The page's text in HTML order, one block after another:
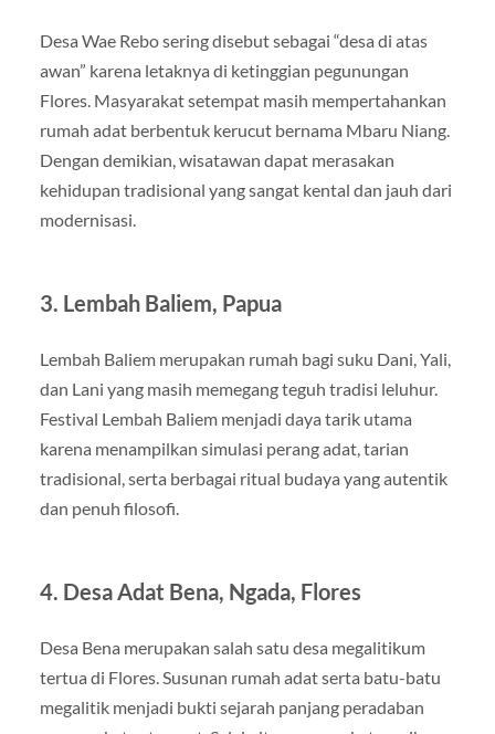
Desa Wae Rebo sering disebut sebagai “desa di atas
awan” karena letaknya di ketinggian pegunungan
Flores. Masyarakat setempat masih mempertahankan
rumah adat berbentuk kerucut bernama Mbaru Niang.
Dengan demikian, wisatawan dapat merasakan
kehidupan tradisional yang sangat kental dan jauh dari
modernisasi.
3. Lembah Baliem, Papua
Lembah Baliem merupakan rumah bagi suku Dani, Yali,
dan Lani yang masih memegang teguh tradisi leluhur.
Festival Lembah Baliem menjadi daya tarik utama
karena menampilkan simulasi perang adat, tarian
tradisional, serta berbagai ritual budaya yang autentik
dan penuh filosofi.
4. Desa Adat Bena, Ngada, Flores
Desa Bena merupakan salah satu desa megalitikum
tertua di Flores. Susunan rumah adat serta batu-batu
megalitik menjadi bukti sejarah panjang peradaban